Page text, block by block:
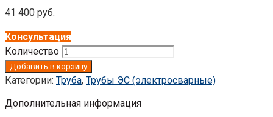
41 400 руб.
Консультация
Количество
Добавить в корзину
Категории: Труба, Трубы ЭС (электросварные)
Дополнительная информация